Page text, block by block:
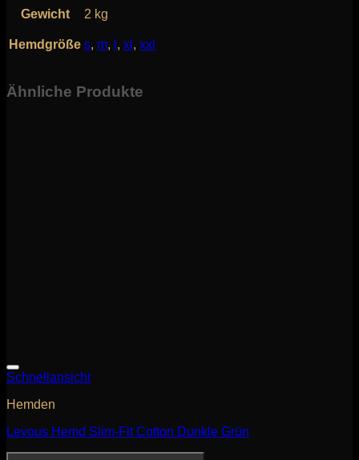
Gewicht 2 kg
Hemdgröße s, m, , xl , xxl
Ähnliche Produkte
Schnellansicht
Hemden
Levous Hemd Slim-Fit Cotton Dunkle Grün